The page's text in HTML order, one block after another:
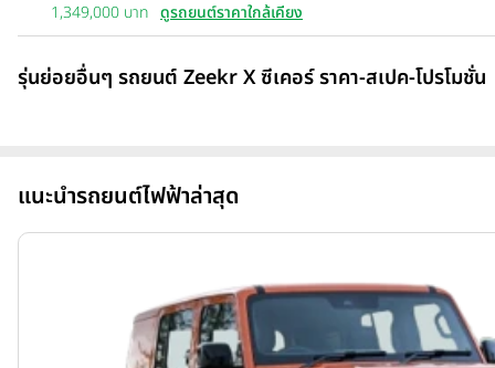
1,349,000 บาท ดูรถยนต์ราคาใกล้เคียง
รุ่นย่อยอื่นๆ รถยนต์ Zeekr X ซีเคอร์ ราคา-สเปค-โปรโมชั่น
แนะนำรถยนต์ไฟฟ้าล่าสุด